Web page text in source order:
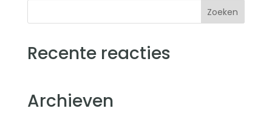
Recente reacties
Archieven